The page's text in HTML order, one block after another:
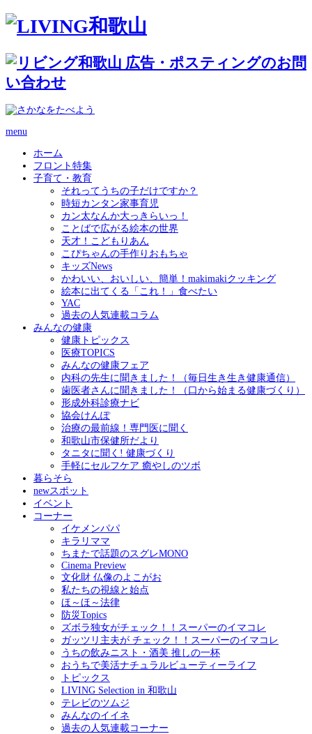
menu
ホーム
フロント特集
子育て・教育
それってうちの子だけですか？
時短カンタン家事育児
カン太なんか大っきらいっ！
ことばで広がる絵本の世界
天才！こどもりあん
こぴちゃんの手作りおもちゃ
キッズNews
かわいい、おいしい、簡単！makimakiクッキング
絵本に出てくる「これ！」食べたい
YAC
過去の人気連載コラム
みんなの健康
健康トピックス
医療TOPICS
みんなの健康フェア
内科の先生に聞きました！（毎日生き生き健康通信）
歯医者さんに聞きました！（口から始まる健康づくり）
形成外科診療ナビ
協会けんぽ
治療の最前線！専門医に聞く
和歌山市保健所だより
タニタに聞く! 健康づくり
手軽にセルフケア 癒やしのツボ
暮らそら
newスポット
イベント
コーナー
イケメンパパ
キラリママ
ちまたで話題のスグレMONO
Cinema Preview
文化財 仏像のよこがお
私たちの視線と始点
ほ～ほ～法律
防災Topics
ズボラ独女がチェック！！スーパーのイマコレ
ガッツリ主夫が チェック！！スーパーのイマコレ
うちの飲みニスト・酒美 推しの一杯
おうちで美活ナチュラルビューティーライフ
トピックス
LIVING Selection in 和歌山
テレビのツムジ
みんなのイイネ
過去の人気連載コーナー